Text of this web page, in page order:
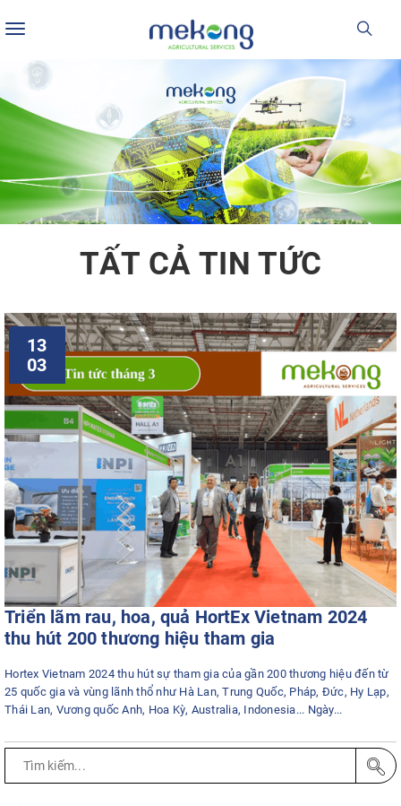
Toggle
TẤT CẢ TIN TỨC
13
03
Triển lãm rau, hoa, quả HortEx Vietnam 2024
thu hút 200 thương hiệu tham gia
Hortex Vietnam 2024 thu hút sự tham gia của gần 200 thương hiệu đến từ
25 quốc gia và vùng lãnh thổ như Hà Lan, Trung Quốc, Pháp, Đức, Hy Lạp,
Thái Lan, Vương quốc Anh, Hoa Kỳ, Australia, Indonesia... Ngày...